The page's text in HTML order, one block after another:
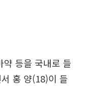
약 등을 국내로 들
홍 양(18)이 들